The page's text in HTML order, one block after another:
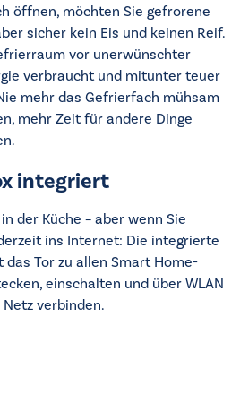
öffnen, möchten Sie gefrorene
sicher kein Eis und keinen Reif.
vor unerwünschter
verbraucht und mitunter teuer
mehr das Gefrierfach mühsam
mehr Zeit für andere Dinge
integriert
der Küche – aber wenn Sie
ins Internet: Die integrierte
Tor zu allen Smart Home-
einschalten und über WLAN
verbinden.